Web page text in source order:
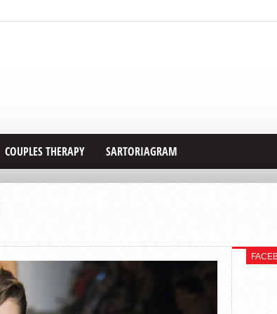
COUPLES THERAPY SARTORIAGRAM